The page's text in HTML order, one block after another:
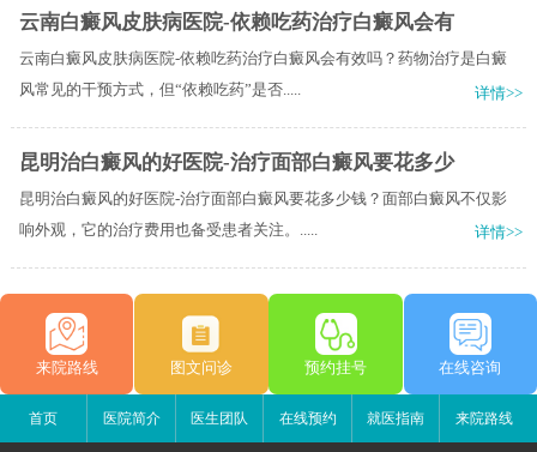
云南白癜风皮肤病医院-依赖吃药治疗白癜风会有
云南白癜风皮肤病医院-依赖吃药治疗白癜风会有效吗？药物治疗是白癜
风常见的干预方式，但“依赖吃药”是否.....
详情>>
昆明治白癜风的好医院-治疗面部白癜风要花多少
昆明治白癜风的好医院-治疗面部白癜风要花多少钱？面部白癜风不仅影
响外观，它的治疗费用也备受患者关注。.....
详情>>
来院路线 图文问诊 预约挂号 在线咨询
首页 医院简介 医生团队 在线预约 就医指南 来院路线